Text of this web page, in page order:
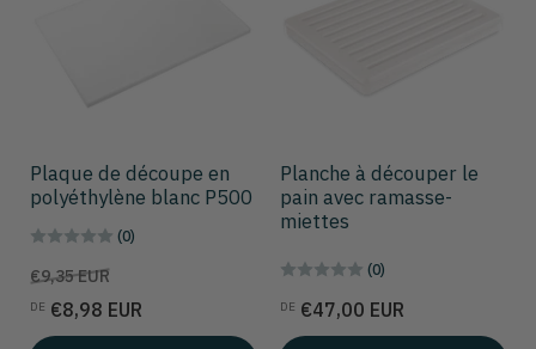
Plaque de découpe en
polyéthylène blanc P500
(0)
Prix
€9,35 EUR
de
solde
DE €8,98 EUR
Planche à découper le
pain avec ramasse-
miettes
(0)
Prix
DE €47,00 EUR